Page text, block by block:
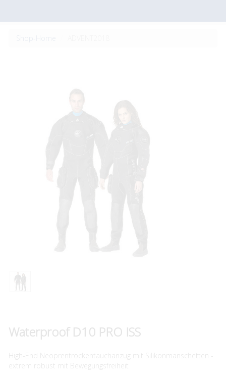
Waterproof D10 PRO ISS
High-End Neoprentrockentauchanzug mit Silikonmanschetten -
extrem robust mit Bewegungsfreiheit